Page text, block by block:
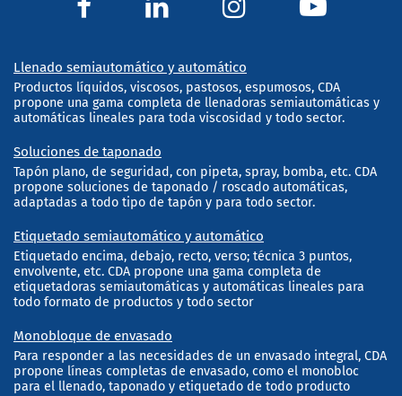
Llenado semiautomático y automático
Productos líquidos, viscosos, pastosos, espumosos, CDA
propone una gama completa de llenadoras semiautomáticas y
automáticas lineales para toda viscosidad y todo sector.
Soluciones de taponado
Tapón plano, de seguridad, con pipeta, spray, bomba, etc. CDA
propone soluciones de taponado / roscado automáticas,
adaptadas a todo tipo de tapón y para todo sector.
Etiquetado semiautomático y automático
Etiquetado encima, debajo, recto, verso; técnica 3 puntos,
envolvente, etc. CDA propone una gama completa de
etiquetadoras semiautomáticas y automáticas lineales para
todo formato de productos y todo sector
Monobloque de envasado
Para responder a las necesidades de un envasado integral, CDA
propone líneas completas de envasado, como el monobloc
para el llenado, taponado y etiquetado de todo producto